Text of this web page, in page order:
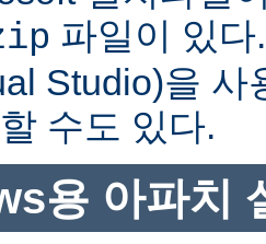
파일이 있
Studio)을 사
수도 있다.
용 아파치